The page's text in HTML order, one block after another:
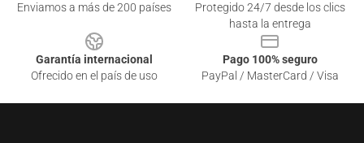
Enviamos a más de 200 países
Protegido 24/7 desde los clics
hasta la entrega
Garantía internacional
Ofrecido en el país de uso
Pago 100% seguro
PayPal / MasterCard / Visa